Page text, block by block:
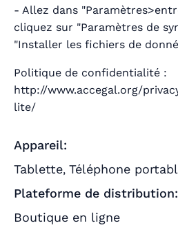
- Allez dans
cliquez sur "Paramètres de
"Installer les fichiers de
Politique de confidentialité :
http://www.accegal.org/
lite/
Appareil:
Tablette, Téléphone
Plateforme de distribution:
Boutique en ligne